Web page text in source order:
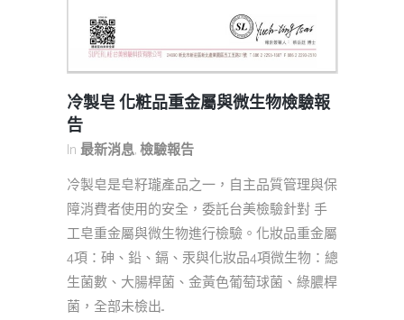
冷製皂 化粧品重金屬與微生物檢驗報
告
In 最新消息,檢驗報告
冷製皂是皂籽瓏產品之一，自主品質管理與保
障消費者使用的安全，委託台美檢驗針對 手
工皂重金屬與微生物進行檢驗。化妝品重金屬
4項：砷、鉛、鎘、汞與化妝品4項微生物：總
生菌數、大腸桿菌、金黃色葡萄球菌、綠膿桿
菌，全部未檢出...